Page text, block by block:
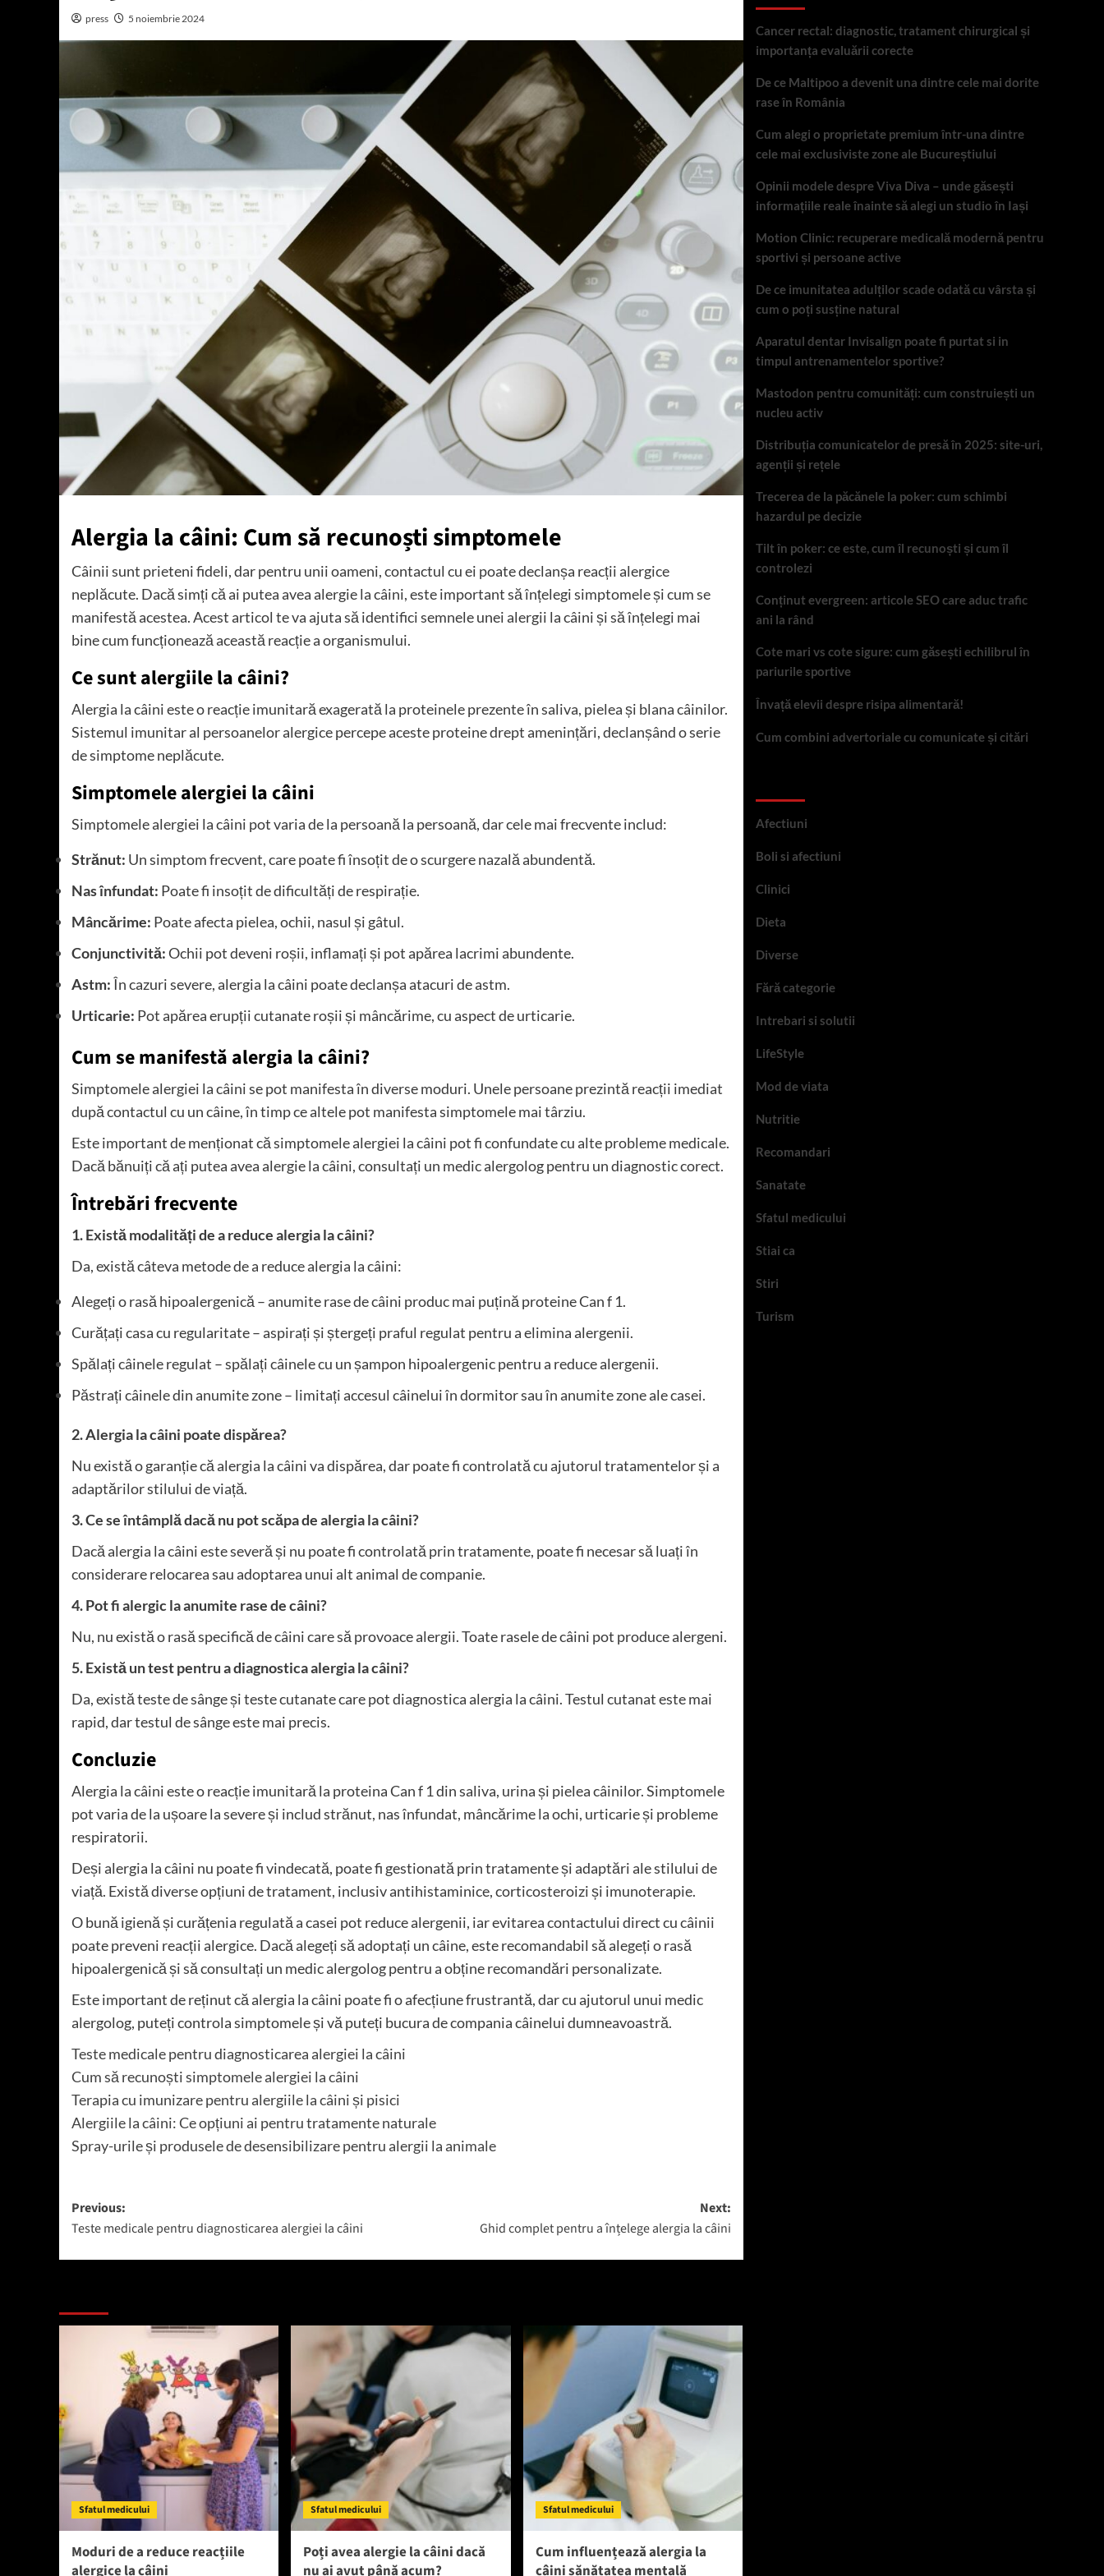
press 5 noiembrie 2024
Alergia la câini: Cum să recunoști simptomele
Câinii sunt prieteni fideli, dar pentru unii oameni, contactul cu ei poate declanșa reacții alergice
neplăcute. Dacă simți că ai putea avea alergie la câini, este important să înțelegi simptomele și cum se
manifestă acestea. Acest articol te va ajuta să identifici semnele unei alergii la câini și să înțelegi mai
bine cum funcționează această reacție a organismului.
Ce sunt alergiile la câini?
Alergia la câini este o reacție imunitară exagerată la proteinele prezente în saliva, pielea și blana câinilor.
Sistemul imunitar al persoanelor alergice percepe aceste proteine drept amenințări, declanșând o serie
de simptome neplăcute.
Simptomele alergiei la câini
Simptomele alergiei la câini pot varia de la persoană la persoană, dar cele mai frecvente includ:
Strănut: Un simptom frecvent, care poate fi însoțit de o scurgere nazală abundentă.
Nas înfundat: Poate fi insoțit de dificultăți de respirație.
Mâncărime: Poate afecta pielea, ochii, nasul și gâtul.
Conjunctivită:Ochii pot deveni roșii, inflamați și pot apărea lacrimi abundente.
Astm:În cazuri severe, alergia la câini poate declanșa atacuri de astm.
Urticarie: Pot apărea erupții cutanate roșii și mâncărime, cu aspect de urticarie.
Cum se manifestă alergia la câini?
Simptomele alergiei la câini se pot manifesta în diverse moduri. Unele persoane prezintă reacții imediat
după contactul cu un câine, în timp ce altele pot manifesta simptomele mai târziu.
Este important de menționat că simptomele alergiei la câini pot fi confundate cu alte probleme medicale.
Dacă bănuiți că ați putea avea alergie la câini, consultați un medic alergolog pentru un diagnostic corect.
Întrebări frecvente
1. Există modalități de a reduce alergia la câini?
Da, există câteva metode de a reduce alergia la câini:
Alegeți o rasă hipoalergenică – anumite rase de câini produc mai puțină proteine ​​Can f 1.
Curățați casa cu regularitate – aspirați și ștergeți praful regulat pentru a elimina alergenii.
Spălați câinele regulat – spălați câinele cu un șampon hipoalergenic pentru a reduce alergenii.
Păstrați câinele din anumite zone – limitați accesul câinelui în dormitor sau în anumite zone ale casei.
2. Alergia la câini poate dispărea?
Nu există o garanție că alergia la câini va dispărea, dar poate fi controlată cu ajutorul tratamentelor și a
adaptărilor stilului de viață.
3. Ce se întâmplă dacă nu pot scăpa de alergia la câini?
Dacă alergia la câini este severă și nu poate fi controlată prin tratamente, poate fi necesar să luați în
considerare relocarea sau adoptarea unui alt animal de companie.
4. Pot fi alergic la anumite rase de câini?
Nu, nu există o rasă specifică de câini care să provoace alergii. Toate rasele de câini pot produce alergeni.
5. Există un test pentru a diagnostica alergia la câini?
Da, există teste de sânge și teste cutanate care pot diagnostica alergia la câini. Testul cutanat este mai
rapid, dar testul de sânge este mai precis.
Concluzie
Alergia la câini este o reacție imunitară la proteina Can f 1 din saliva, urina și pielea câinilor. Simptomele
pot varia de la ușoare la severe și includ strănut, nas înfundat, mâncărime la ochi, urticarie și probleme
respiratorii.
Deși alergia la câini nu poate fi vindecată, poate fi gestionată prin tratamente și adaptări ale stilului de
viață. Există diverse opțiuni de tratament, inclusiv antihistaminice, corticosteroizi și imunoterapie.
O bună igienă și curățenia regulată a casei pot reduce alergenii, iar evitarea contactului direct cu câinii
poate preveni reacții alergice. Dacă alegeți să adoptați un câine, este recomandabil să alegeți o rasă
hipoalergenică și să consultați un medic alergolog pentru a obține recomandări personalizate.
Este important de reținut că alergia la câini poate fi o afecțiune frustrantă, dar cu ajutorul unui medic
alergolog, puteți controla simptomele și vă puteți bucura de compania câinelui dumneavoastră.
Teste medicale pentru diagnosticarea alergiei la câini
Cum să recunoști simptomele alergiei la câini
Terapia cu imunizare pentru alergiile la câini și pisici
Alergiile la câini: Ce opțiuni ai pentru tratamente naturale
Spray-urile și produsele de desensibilizare pentru alergii la animale
Post
navigation
Previous:
Teste medicale pentru diagnosticarea alergiei la câini
Next:
Ghid complet pentru a înțelege alergia la câini
Sfatul medicului
Moduri de a reduce reacțiile
alergice la câini
Sfatul medicului
Poți avea alergie la câini dacă
nu ai avut până acum?
Sfatul medicului
Cum influențează alergia la
câini sănătatea mentală
Cancer rectal: diagnostic, tratament chirurgical și
importanța evaluării corecte
De ce Maltipoo a devenit una dintre cele mai dorite
rase în România
Cum alegi o proprietate premium într-una dintre
cele mai exclusiviste zone ale Bucureștiului
Opinii modele despre Viva Diva – unde găsești
informațiile reale înainte să alegi un studio în Iași
Motion Clinic: recuperare medicală modernă pentru
sportivi și persoane active
De ce imunitatea adulților scade odată cu vârsta și
cum o poți susține natural
Aparatul dentar Invisalign poate fi purtat si in
timpul antrenamentelor sportive?
Mastodon pentru comunități: cum construiești un
nucleu activ
Distribuția comunicatelor de presă în 2025: site-uri,
agenții și rețele
Trecerea de la păcănele la poker: cum schimbi
hazardul pe decizie
Tilt în poker: ce este, cum îl recunoști și cum îl
controlezi
Conținut evergreen: articole SEO care aduc trafic
ani la rând
Cote mari vs cote sigure: cum găsești echilibrul în
pariurile sportive
Învață elevii despre risipa alimentară!
Cum combini advertoriale cu comunicate și citări
Afectiuni
Boli si afectiuni
Clinici
Dieta
Diverse
Fără categorie
Intrebari si solutii
LifeStyle
Mod de viata
Nutritie
Recomandari
Sanatate
Sfatul medicului
Stiai ca
Stiri
Turism